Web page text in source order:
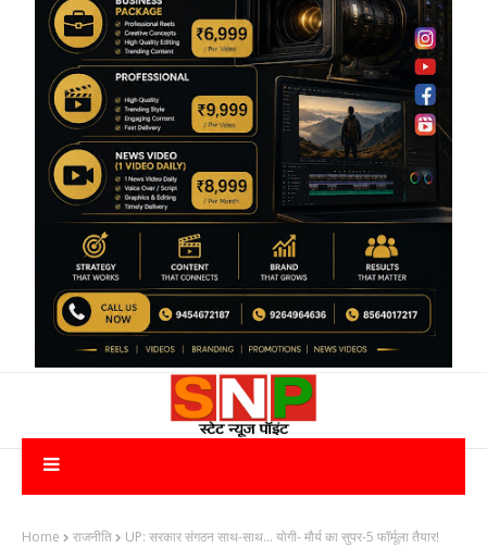
Home राजनीति UP: सरकार संगठन साथ-साथ... योगी- मौर्य का सुपर-5 फॉर्मूला तैयार!